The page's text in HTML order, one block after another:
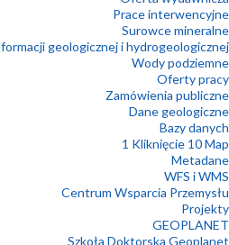
Prace interwencyjne
Surowce mineralne
geologicznej i hydrogeologicznej
Wody podziemne
Oferty pracy
Zamówienia publiczne
Dane geologiczne
Bazy danych
1 Kliknięcie 10 Map
Metadane
WFS i WMS
Centrum Wsparcia Przemysłu
Projekty
GEOPLANET
Szkoła Doktorska Geoplanet